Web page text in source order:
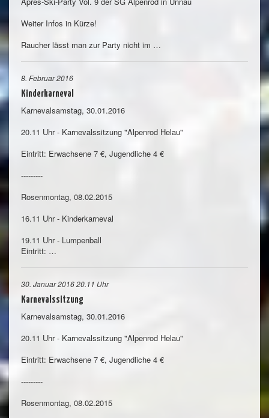
Weiter Infos in Kürze!
Raucher lässt man zur Party nicht im …
8. Februar 2016
Kinderkarneval
Karnevalsamstag, 30.01.2016
20.11 Uhr - Karnevalssitzung "Alpenrod Helau"
Eintritt: Erwachsene 7 €, Jugendliche 4 €
---------
Rosenmontag, 08.02.2015
16.11 Uhr - Kinderkarneval
19.11 Uhr - Lumpenball
Eintritt: …
30. Januar 2016 20.11 Uhr
Karnevalssitzung
Karnevalsamstag, 30.01.2016
20.11 Uhr - Karnevalssitzung "Alpenrod Helau"
Eintritt: Erwachsene 7 €, Jugendliche 4 €
---------
Rosenmontag, 08.02.2015